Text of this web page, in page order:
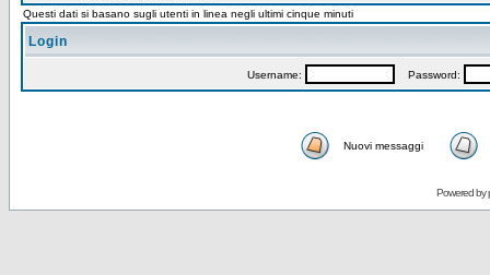
Questi dati si basano sugli utenti in linea negli ultimi cinque minuti
Login
Username: Password:
Nuovi messaggi
Powered by